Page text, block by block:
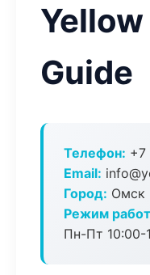
Guide
Телефон: +7
Email:
Город: Омск
Режим
Пн-Пт 10:00-